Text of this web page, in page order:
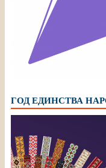
ГОД ЕДИНСТВА